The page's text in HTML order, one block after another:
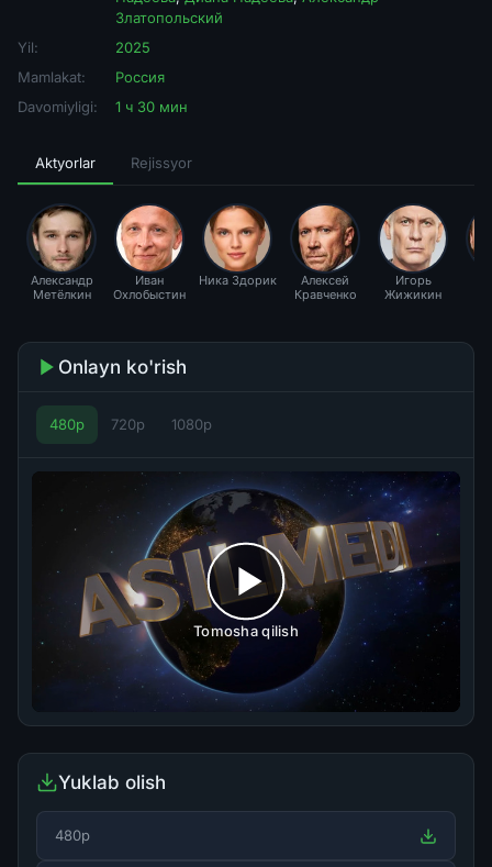
Златопольский
Yil:
2025
Mamlakat:
Россия
Davomiyligi:
1 ч 30 мин
Aktyorlar Rejissyor
Александр
Метёлкин
Иван
Охлобыстин
Ника Здорик
Алексей
Кравченко
Игорь
Жижикин
Onlayn ko'rish
480p 720p 1080p
Tomosha qilish
Yuklab olish
480p